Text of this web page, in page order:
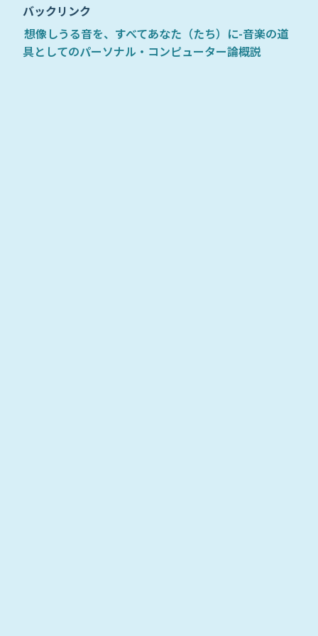
バックリンク
想像しうる音を、すべてあなた（たち）に-音楽の道
具としてのパーソナル・コンピューター論概説